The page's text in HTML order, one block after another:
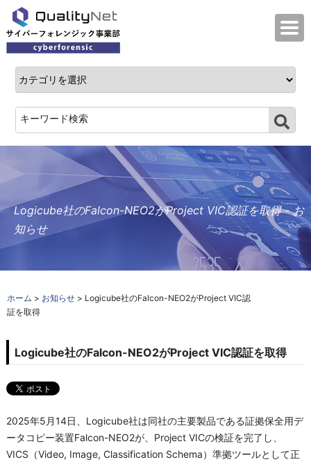
QualityNet サイバーフォレンジック事業
Logicube社のFalcon-NEO2がProject VIC認証を取得 - お
知らせ
ホーム > お知らせ > Logicube社のFalcon-NEO2がProject VIC認
証を取得
Logicube社のFalcon-NEO2がProject VIC認証を取得
2025年5月14日、Logicube社は同社の主要製品である証拠保全用デ
ータコピー装置Falcon-NEO2が、Project VICの検証を完了し、
VICS（Video, Image, Classification Schema）準拠ツールとして正